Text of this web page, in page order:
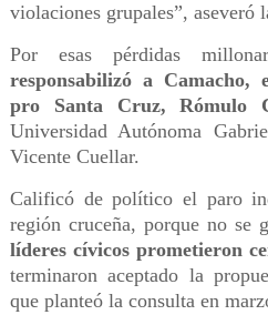
violaciones grupales”, aseveró
Por esas pérdidas
responsabilizó a Camacho,
pro Santa Cruz, Rómulo
Universidad Autónoma
Vicente Cuellar.
Calificó de político el paro
región cruceña, porque no se
líderes cívicos prometieron
terminaron aceptado la
que planteó la consulta en